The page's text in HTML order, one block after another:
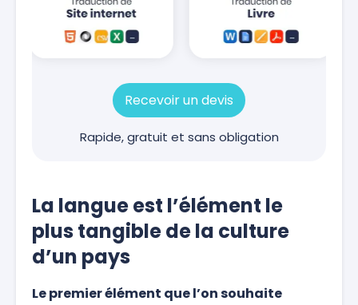
Recevoir un devis
Rapide, gratuit et sans obligation
La langue est l’élément le
plus tangible de la culture
d’un pays
Le premier élément que l’on souhaite